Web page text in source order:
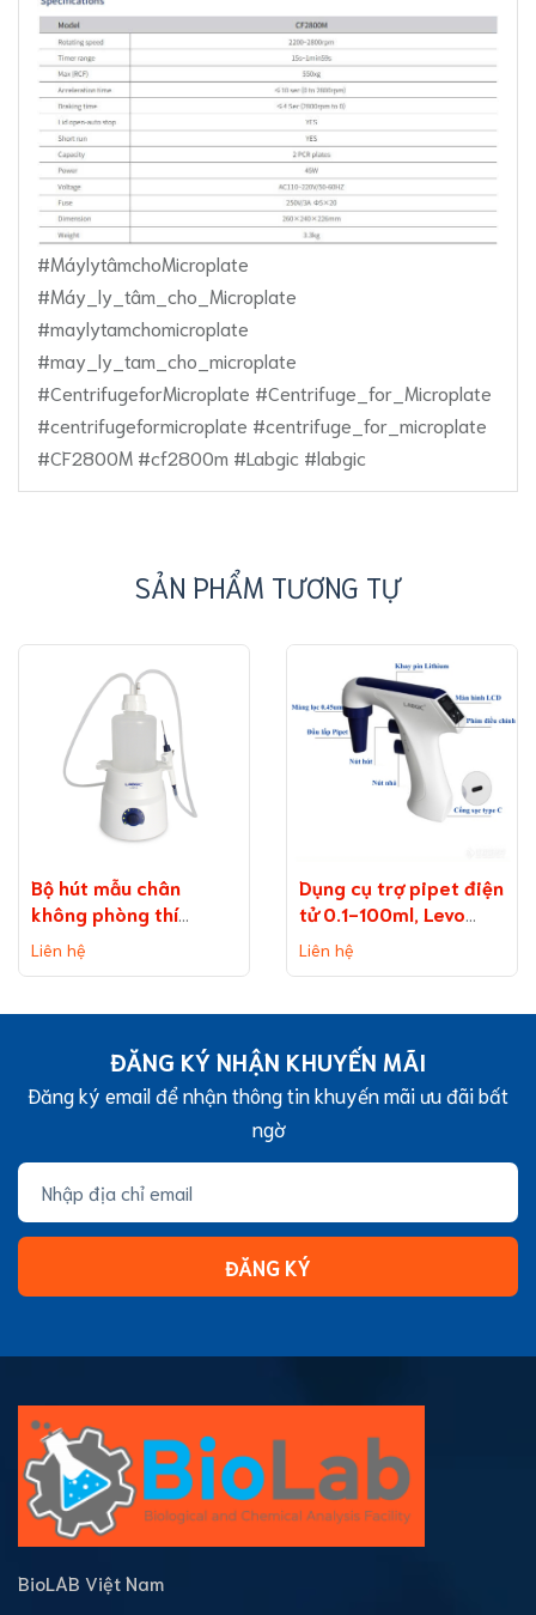
#MáylytâmchoMicroplate
#Máy_ly_tâm_cho_Microplate
#maylytamchomicroplate
#may_ly_tam_cho_microplate
#CentrifugeforMicroplate #Centrifuge_for_Microplate
#centrifugeformicroplate #centrifuge_for_microplate
#CF2800M #cf2800m #Labgic #labgic
SẢN PHẨM TƯƠNG TỰ
Bộ hút mẫu chân
không phòng thí
nghiệm bình 2 lít ​​​​​​​
(Vacuum Aspiration
Liên hệ
Dụng cụ trợ pipet điện
tử 0.1-100ml, Levo
Plus pipette
Liên hệ
ĐĂNG KÝ NHẬN KHUYẾN MÃI
Đăng ký email để nhận thông tin khuyến mãi ưu đãi bất
ngờ
ĐĂNG KÝ
BioLAB Việt Nam